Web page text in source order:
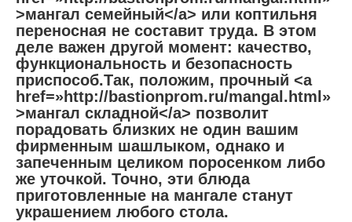
>мангал семейный</a> или коптильня
переносная не составит труда. В этом
деле важен другой момент: качество,
функциональность и безопасность
приспособ.Так, положим, прочный <a
href=»http://bastionprom.ru/mangal.html»
>мангал складной</a> позволит
порадовать близких не один вашим
фирменным шашлыком, однако и
запеченным целиком поросенком либо
же уточкой. Точно, эти блюда
приготовленные на мангале станут
украшением любого стола.